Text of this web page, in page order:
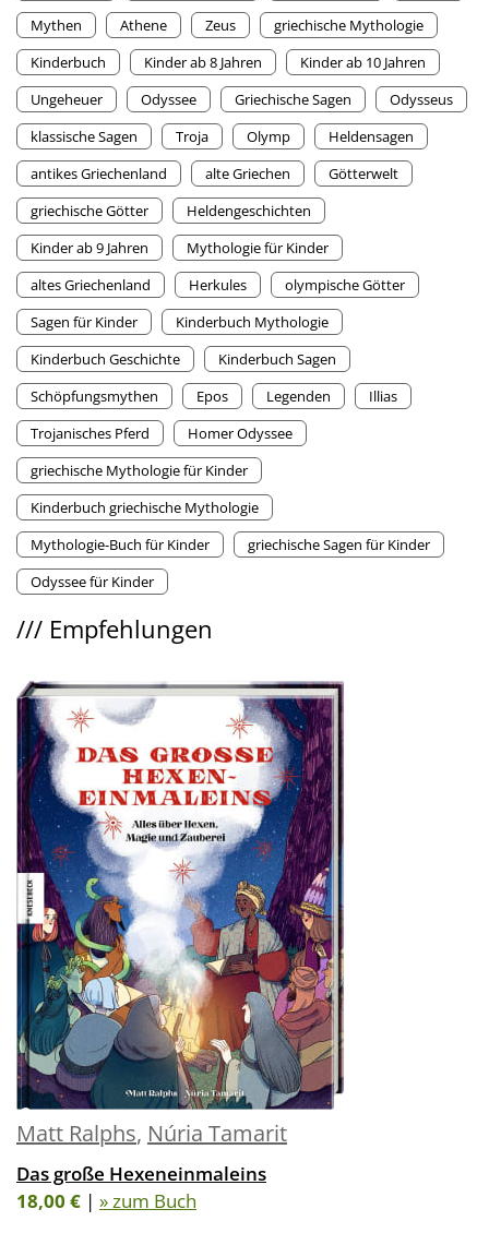
Mythen
Athene Zeus
griechische Mythologie
Kinderbuch
Kinder ab 8 Jahren
Kinder ab 10 Jahren
Ungeheuer
Odyssee Griechische Sagen
Odysseus
klassische Sagen
Troja Olymp
Heldensagen
antikes Griechenland
alte Griechen
Götterwelt
griechische Götter
Heldengeschichten
Kinder ab 9 Jahren
Mythologie für Kinder
altes Griechenland
Herkules
olympische Götter
Sagen für Kinder
Kinderbuch Mythologie
Kinderbuch Geschichte
Kinderbuch Sagen
Schöpfungsmythen
Epos Legenden
Illias
Trojanisches Pferd
Homer Odyssee
griechische Mythologie für Kinder
Kinderbuch griechische Mythologie
Mythologie-Buch für Kinder
griechische Sagen für Kinder
Odyssee für Kinder
/// Empfehlungen
Matt Ralphs, Núria Tamarit
Das große Hexeneinmaleins
18,00 € | » zum Buch